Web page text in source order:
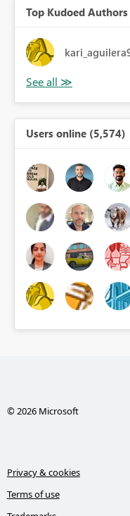
Top Kudoed
Users online (5,574)
© 2026 Microsoft
Privacy & cookies
Terms of use